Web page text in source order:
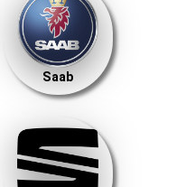
Saab